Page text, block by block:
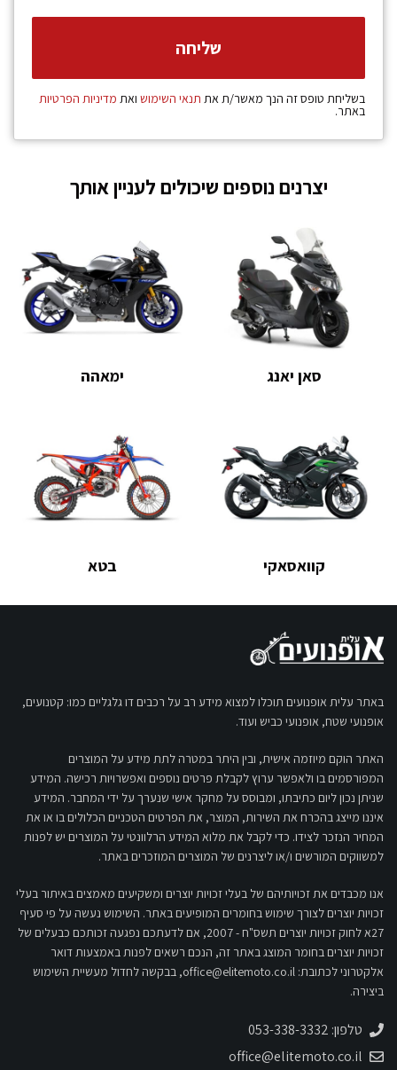
בשליחת טופס זה הנך מאשר/ת את תנאי השימוש ואת מדיניות הפרטיות
באתר.
יצרנים נוספים שיכולים לעניין אותך
סאן יאנג ימאהה
קוואסאקי בטא
באתר עלית אופנועים תוכלו למצוא מידע רב על רכבים דו גלגליים כמו: קטנועים,
אופנועי שטח, אופנועי כביש ועוד.
האתר הוקם מיוזמה אישית, ובין היתר במטרה לתת מידע על המוצרים
המפורסמים בו ולאפשר ערוץ לקבלת פרטים נוספים ואפשרויות רכישה. המידע
שניתן נכון ליום כתיבתו, ומבוסס על מחקר אישי שנערך על ידי המחבר. המידע
איננו מייצג בהכרח את השירות, המוצר, את הפרטים הטכניים הכלולים בו או את
המחיר הנזכר לצידו. כדי לקבל את מלוא המידע הרלוונטי על המוצרים יש לפנות
למשווקים המורשים ו/או ליצרנים של המוצרים המוזכרים באתר.
אנו מכבדים את זכויותיהם של בעלי זכויות יוצרים ומשקיעים מאמצים באיתור בעלי
זכויות יוצרים לצורך שימוש בחומרים המופיעים באתר. השימוש נעשה על פי סעיף
27א לחוק זכויות יוצרים תשס"ח - 2007, אם לדעתכם נפגעה זכותכם כבעלים של
זכויות יוצרים בחומר המוצג באתר זה, הנכם רשאים לפנות באמצעות דואר
אלקטרוני לכתובת: office@elitemoto.co.il, בבקשה לחדול מעשיית השימוש
ביצירה.
טלפון: 053-338-3332
office@elitemoto.co.il